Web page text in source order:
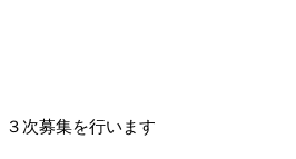
次募集を行います